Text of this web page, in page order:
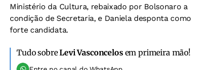
Ministério da Cultura, rebaixado por Bolsonaro a
condição de Secretaria, e Daniela desponta como
forte candidata.
Tudo sobreLevi Vasconcelosem primeira mão!